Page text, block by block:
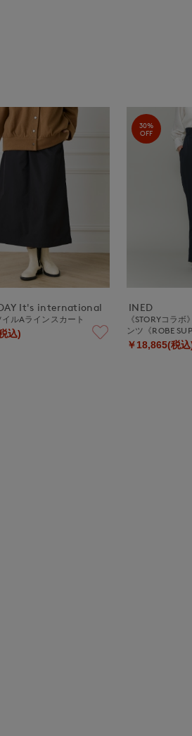
It's international
ルAラインスカート
込)
30%
OFF
INED
《STORYコラ
ンツ《ROBE
￥18,865(税込